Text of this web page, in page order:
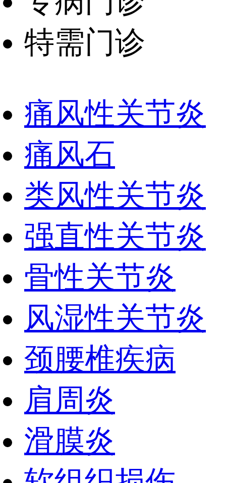
特需门诊
痛风性关节炎
痛风石
类风性关节炎
强直性关节炎
骨性关节炎
风湿性关节炎
颈腰椎疾病
肩周炎
滑膜炎